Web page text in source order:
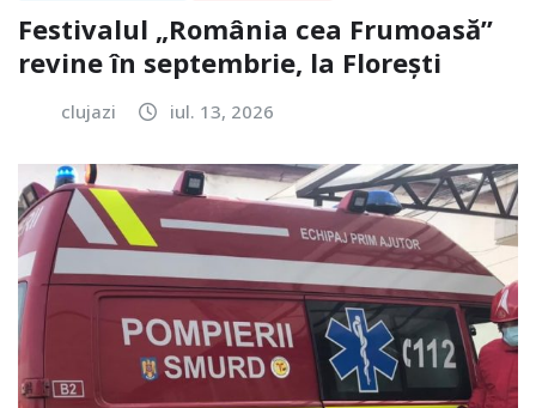
Festivalul „România cea Frumoasă”
revine în septembrie, la Florești
clujazi iul. 13, 2026